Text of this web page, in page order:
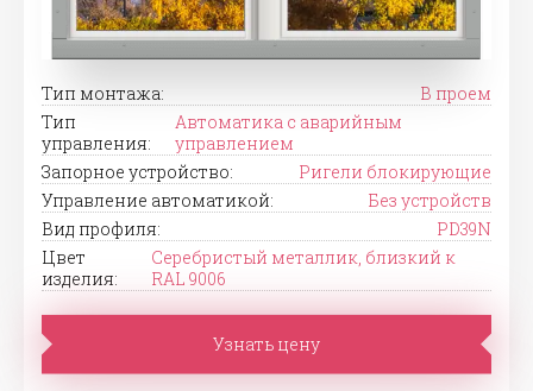
Тип монтажа:
В проем
Тип
управления:
Автоматика с аварийным
управлением
Запорное устройство:
Ригели блокирующие
Управление автоматикой:
Без устройств
Вид профиля:
PD39N
Цвет
изделия:
Серебристый металлик, близкий к
RAL 9006
Узнать цену